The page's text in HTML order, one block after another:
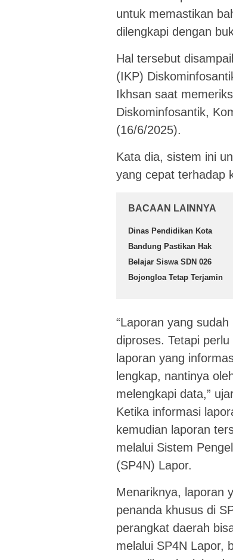
untuk memastikan
dilengkapi dengan
Hal tersebut
(IKP)
Ikhsan saat
Diskominfosantik,
(16/6/2025).
Kata dia, sistem ini
yang cepat terhadap
BACAAN LAINNYA
Dinas Pendidikan Kota
Bandung Pastikan Hak
Belajar Siswa SDN 026
Bojongloa Tetap Terjamin
“Laporan yang
diproses. Tetapi
laporan yang
lengkap, nantinya
melengkapi data,”
Ketika informasi
kemudian laporan
melalui Sistem
(SP4N) Lapor.
Menariknya, laporan
penanda khusus di
perangkat daerah
melalui SP4N Lapor,